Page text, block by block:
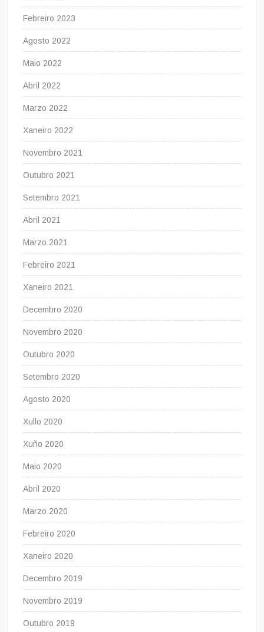
Febreiro 2023
Agosto 2022
Maio 2022
Abril 2022
Marzo 2022
Xaneiro 2022
Novembro 2021
Outubro 2021
Setembro 2021
Abril 2021
Marzo 2021
Febreiro 2021
Xaneiro 2021
Decembro 2020
Novembro 2020
Outubro 2020
Setembro 2020
Agosto 2020
Xullo 2020
Xuño 2020
Maio 2020
Abril 2020
Marzo 2020
Febreiro 2020
Xaneiro 2020
Decembro 2019
Novembro 2019
Outubro 2019